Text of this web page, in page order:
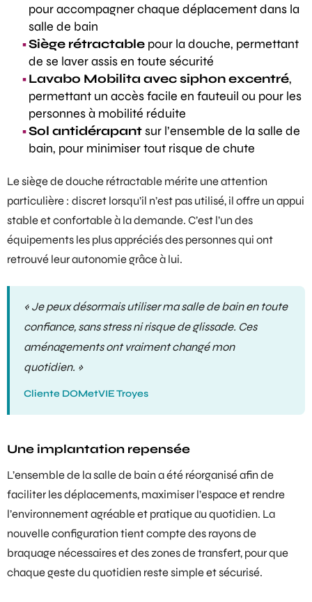
pour accompagner chaque déplacement dans la
salle de bain
Siège rétractable pour la douche, permettant
de se laver assis en toute sécurité
Lavabo Mobilita avec siphon excentré,
permettant un accès facile en fauteuil ou pour les
personnes à mobilité réduite
Sol antidérapantsur l’ensemble de la salle de
bain, pour minimiser tout risque de chute
Lesiège de douche rétractable mérite une attention
particulière : discret lorsqu’il n’est pas utilisé, il offre un appui
stable et confortable à la demande. C’est l’un des
équipements les plus appréciés des personnes qui ont
retrouvé leur autonomie grâce à lui.
« Je peux désormais utiliser ma salle de bain en toute
confiance, sans stress ni risque de glissade. Ces
aménagements ont vraiment changé mon
quotidien. »
Cliente DOMetVIE Troyes
Une implantation repensée
L’ensemble de la salle de bain a été réorganisé afin de
faciliter les déplacements, maximiser l’espace et rendre
l’environnement agréable et pratique au quotidien. La
nouvelle configuration tient compte des rayons de
braquage nécessaires et des zones de transfert, pour que
chaque geste du quotidien reste simple et sécurisé.